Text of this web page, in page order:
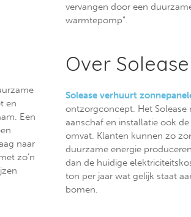
en
Een
naar
zo’n
vervangen door een
warmtepomp”.
Over Solease
Solease verhuurt
ontzorgconcept. Het
aanschaf en installatie ook
omvat. Klanten kunnen zo
duurzame energie
dan de huidige
ton per jaar wat gelijk staat
bomen.